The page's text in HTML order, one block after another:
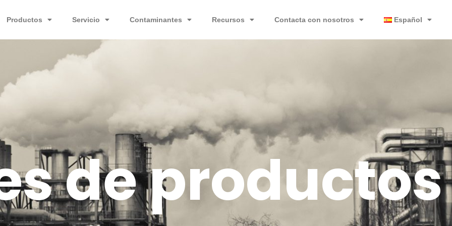
Productos Servicio Contaminantes Recursos Contacta con nosotros Español
de productos